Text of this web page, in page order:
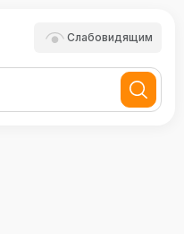
Слабовидящим